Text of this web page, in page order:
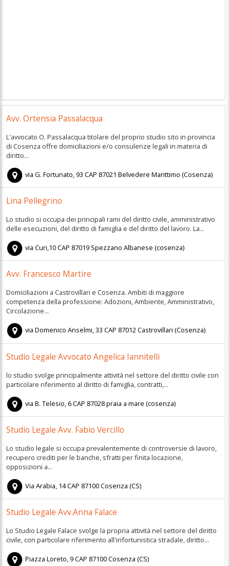
Avv. Ortensia Passalacqua
L'avvocato O. Passalacqua titolare del proprio studio sito in provincia
di Cosenza offre domiciliazioni e/o consulenze legali in materia di
diritto...
via G. Fortunato, 93 CAP 87021 Belvedere Marittimo (Cosenza)
Lina Pellegrino
Lo studio si occupa dei principali rami del diritto civile, amministrativo
delle esecuzioni, del diritto di famiglia e del diritto del lavoro. La...
via Curi,10CAP 87019 Spezzano Albanese (cosenza)
Avv. Francesco Martire
Domiciliazioni a Castrovillari e Cosenza. Ambiti di maggiore
competenza della professione: Adozioni, Ambiente, Amministrativo,
Circolazione...
via Domenico Anselmi, 33 CAP 87012Castrovillari (Cosenza)
Studio Legale Avvocato Angelica Iannitelli
lo studio svolge principalmente attività nel settore del diritto civile con
particolare riferimento al diritto di famiglia, contratti,...
via B. Telesio, 6CAP 87028praia a mare (cosenza)
Studio Legale Avv. Fabio Vercillo
Lo studio legale si occupa prevalentemente di controversie di lavoro,
recupero crediti per le banche, sfratti per finita locazione,
opposizioni a...
Via Arabia, 14CAP 87100Cosenza (CS)
Studio Legale Avv.Anna Falace
Lo Studio Legale Falace svolge la propria attività nel settore del diritto
civile, con particolare riferimento all'infortunistica stradale, diritto...
Piazza Loreto, 9CAP 87100Cosenza (CS)